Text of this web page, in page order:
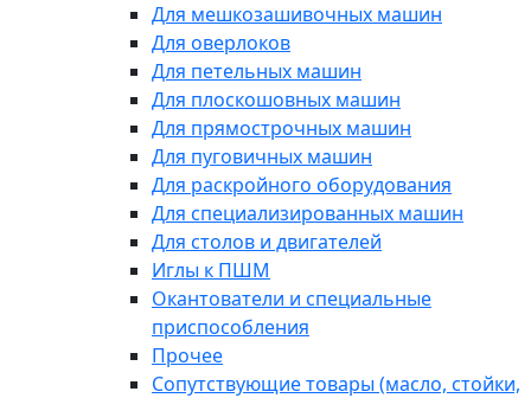
Для мешкозашивочных машин
Для оверлоков
Для петельных машин
Для плоскошовных машин
Для прямострочных машин
Для пуговичных машин
Для раскройного оборудования
Для специализированных машин
Для столов и двигателей
Иглы к ПШМ
Окантователи и специальные
приспособления
Прочее
Сопутствующие товары (масло, стойки,